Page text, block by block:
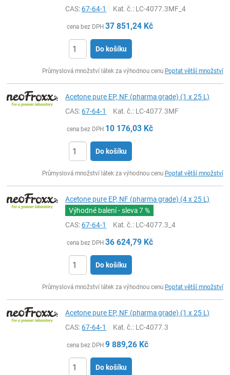
CAS:67-64-1 Kat. č.: LC-4077.3MF_4
cena bez DPH 37 851,24 Kč
Do košíku
Průmyslová množství látek za výhodnou cenu Poptat větší množství
Acetone pure EP, NF (pharma grade) (1 x 25 L)
CAS:67-64-1 Kat. č.: LC-4077.3MF
cena bez DPH 10 176,03 Kč
Do košíku
Průmyslová množství látek za výhodnou cenu Poptat větší množství
Acetone pure EP, NF (pharma grade) (4 x 25 L)
Výhodné balení - sleva7 %
CAS:67-64-1 Kat. č.: LC-4077.3_4
cena bez DPH 36 624,79 Kč
Do košíku
Průmyslová množství látek za výhodnou cenu Poptat větší množství
Acetone pure EP, NF (pharma grade) (1 x 25 L)
CAS:67-64-1 Kat. č.: LC-4077.3
cena bez DPH 9 889,26 Kč
Do košíku